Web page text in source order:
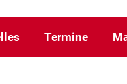
Termine